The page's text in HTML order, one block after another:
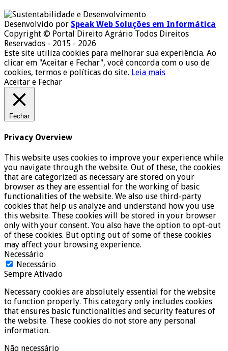
Desenvolvido por Speak Web Soluções em Informática
Copyright © Portal Direito Agrário Todos Direitos
Reservados - 2015 - 2026
Este site utiliza cookies para melhorar sua experiência. Ao
clicar em "Aceitar e Fechar", você concorda com o uso de
cookies, termos e políticas do site. Leia mais
Aceitar e Fechar
Fechar
Privacy Overview
This website uses cookies to improve your experience while
you navigate through the website. Out of these, the cookies
that are categorized as necessary are stored on your
browser as they are essential for the working of basic
functionalities of the website. We also use third-party
cookies that help us analyze and understand how you use
this website. These cookies will be stored in your browser
only with your consent. You also have the option to opt-out
of these cookies. But opting out of some of these cookies
may affect your browsing experience.
Necessário
Necessário
Sempre Ativado
Necessary cookies are absolutely essential for the website
to function properly. This category only includes cookies
that ensures basic functionalities and security features of
the website. These cookies do not store any personal
information.
Não necessário